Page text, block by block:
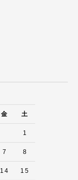
金 土
1
7 8
14 15